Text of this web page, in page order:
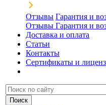
Отзывы Гарантия и
Отзывы Гарантия и
Доставка и оплата
Статьи
Контакты
Сертификаты и